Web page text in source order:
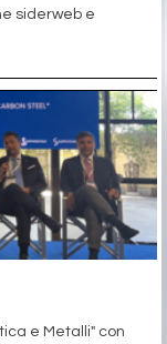
siderweb e
e Metalli" con